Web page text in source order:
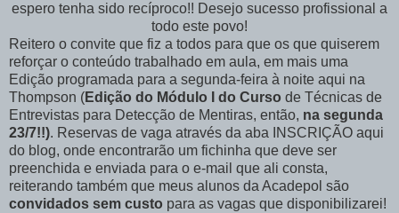
espero tenha sido recíproco!! Desejo sucesso profissional a
todo este povo!
Reitero o convite que fiz a todos para que os que quiserem
reforçar o conteúdo trabalhado em aula, em mais uma
Edição programada para a segunda-feira à noite aqui na
Thompson (Edição do Módulo I do Curso de Técnicas de
Entrevistas para Detecção de Mentiras, então, na segunda
23/7!!). Reservas de vaga através da aba INSCRIÇÃO aqui
do blog, onde encontrarão um fichinha que deve ser
preenchida e enviada para o e-mail que ali consta,
reiterando também que meus alunos da Acadepol são
convidados sem custo para as vagas que disponibilizarei!